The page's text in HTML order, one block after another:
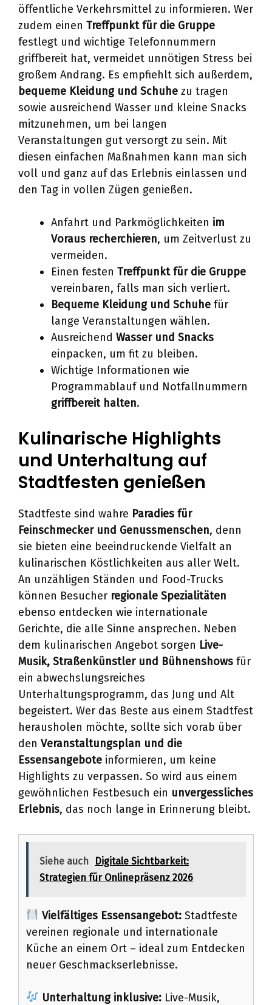
öffentliche Verkehrsmittel zu informieren. Wer
zudem einen Treffpunkt für die Gruppe
festlegt und wichtige Telefonnummern
griffbereit hat, vermeidet unnötigen Stress bei
großem Andrang. Es empfiehlt sich außerdem,
bequeme Kleidung und Schuhe zu tragen
sowie ausreichend Wasser und kleine Snacks
mitzunehmen, um bei langen
Veranstaltungen gut versorgt zu sein. Mit
diesen einfachen Maßnahmen kann man sich
voll und ganz auf das Erlebnis einlassen und
den Tag in vollen Zügen genießen.
Anfahrt und Parkmöglichkeiten im
Voraus recherchieren, um Zeitverlust zu
vermeiden.
Einen festen Treffpunkt für die Gruppe
vereinbaren, falls man sich verliert.
Bequeme Kleidung und Schuhe für
lange Veranstaltungen wählen.
Ausreichend Wasser und Snacks
einpacken, um fit zu bleiben.
Wichtige Informationen wie
Programmablauf und Notfallnummern
griffbereit halten.
Kulinarische Highlights
und Unterhaltung auf
Stadtfesten genießen
Stadtfeste sind wahre Paradies für
Feinschmecker und Genussmenschen, denn
sie bieten eine beeindruckende Vielfalt an
kulinarischen Köstlichkeiten aus aller Welt.
An unzähligen Ständen und Food-Trucks
können Besucher regionale Spezialitäten
ebenso entdecken wie internationale
Gerichte, die alle Sinne ansprechen. Neben
dem kulinarischen Angebot sorgen Live-
Musik, Straßenkünstler und Bühnenshows für
ein abwechslungsreiches
Unterhaltungsprogramm, das Jung und Alt
begeistert. Wer das Beste aus einem Stadtfest
herausholen möchte, sollte sich vorab über
den Veranstaltungsplan und die
Essensangebote informieren, um keine
Highlights zu verpassen. So wird aus einem
gewöhnlichen Festbesuch ein unvergessliches
Erlebnis, das noch lange in Erinnerung bleibt.
Siehe auch
Digitale Sichtbarkeit:
Strategien für Onlinepräsenz 2026
Vielfältiges Essensangebot:Stadtfeste
vereinen regionale und internationale
Küche an einem Ort – ideal zum Entdecken
neuer Geschmackserlebnisse.
Unterhaltung inklusive:Live-Musik,